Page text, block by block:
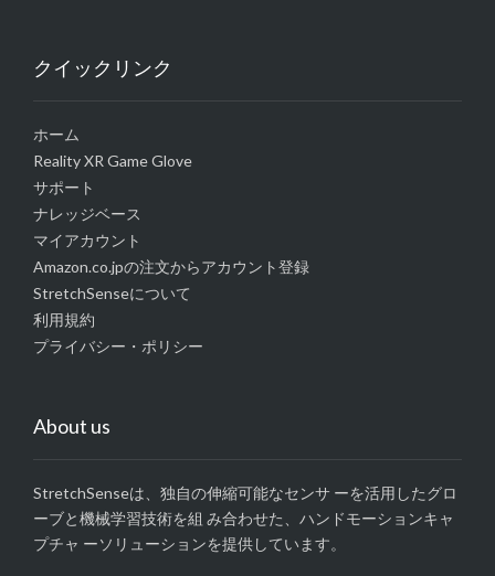
クイックリンク
ホーム
Reality XR Game Glove
サポート
ナレッジベース
マイアカウント
Amazon.co.jpの注文からアカウント登録
StretchSenseについて
利用規約
プライバシー・ポリシー
About us
StretchSenseは、独自の伸縮可能なセンサ ーを活用したグロ
ーブと機械学習技術を組 み合わせた、ハンドモーションキャ
プチャ ーソリューションを提供しています。